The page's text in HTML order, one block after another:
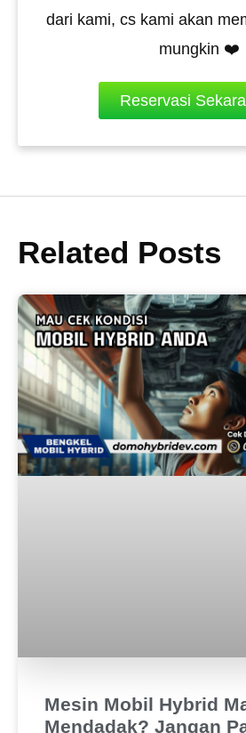
dari kami, cs kami akan
mungkin ❤️
Reservasi
Related Posts
Mesin Mobil Hybrid
Mendadak? Jangan